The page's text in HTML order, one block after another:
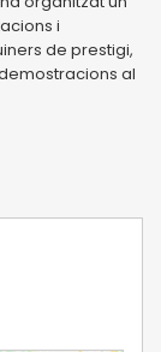
i
de prestigi,
al